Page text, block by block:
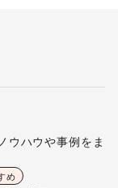
ウハウや事例をま
め